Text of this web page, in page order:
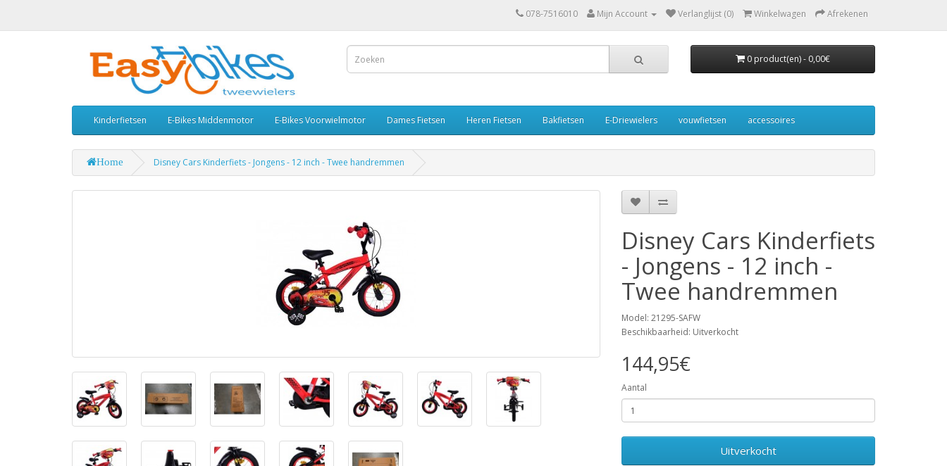
078-7516010 Mijn Account Verlanglijst (0) Winkelwagen Afrekenen
0 product(en) - 0,00€
Kinderfietsen E-Bikes Middenmotor E-Bikes Voorwielmotor Dames Fietsen Heren Fietsen Bakfietsen E-Driewielers vouwfietsen accessoires
Home Disney Cars Kinderfiets - Jongens - 12 inch - Twee handremmen
Disney Cars Kinderfiets
- Jongens - 12 inch -
Twee handremmen
Model: 21295-SAFW
Beschikbaarheid: Uitverkocht
144,95€
Aantal
Uitverkocht